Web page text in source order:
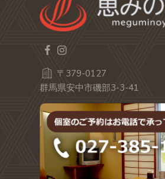
〒379-0127
群馬県安中市磯部3-3-41